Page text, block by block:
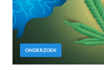
ONDERZOEK